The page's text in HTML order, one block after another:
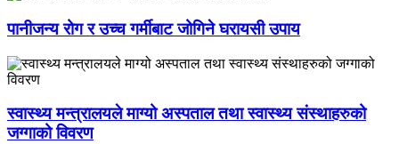
पानीजन्य रोग र उच्च गर्मीबाट जोगिने घरायसी उपाय
स्वास्थ्य मन्त्रालयले माग्यो अस्पताल तथा स्वास्थ्य संस्थाहरुको
जग्गाको विवरण